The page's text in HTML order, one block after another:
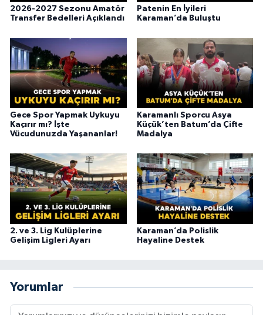
2026-2027 Sezonu Amatör
Transfer Bedelleri Açıklandı
Patenin En İyileri
Karaman’da Buluştu
Gece Spor Yapmak Uykuyu
Kaçırır mı? İşte
Vücudunuzda Yaşananlar!
Karamanlı Sporcu Asya
Küçük’ten Batum’da Çifte
Madalya
2. ve 3. Lig Kulüplerine
Gelişim Ligleri Ayarı
Karaman’da Polislik
Hayaline Destek
Yorumlar